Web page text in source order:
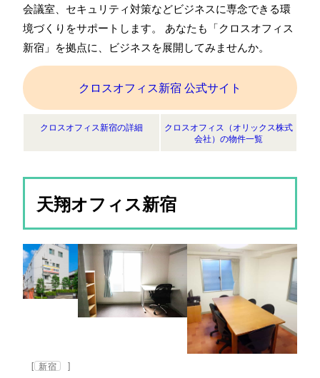
会議室、セキュリティ対策などビジネスに専念できる環
境づくりをサポートします。 あなたも「クロスオフィス
新宿」を拠点に、ビジネスを展開してみませんか。
クロスオフィス新宿 公式サイト
クロスオフィス新宿の詳細
クロスオフィス（オリックス株式
会社）の物件一覧
天翔オフィス新宿
[ 新宿
]